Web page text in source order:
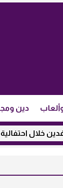
دين
تكريم